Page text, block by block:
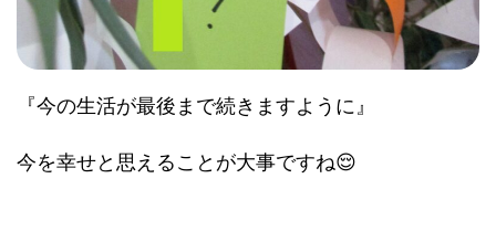
『今の生活が最後まで続きますように』
今を幸せと思えることが大事ですね😌